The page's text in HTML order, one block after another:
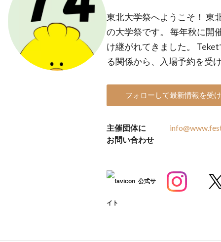
東北大学祭へようこそ！ 東
の大学祭です。 毎年秋に開
け継がれてきました。
る関係から、入場予約を受
フォローして最新情報を受
主催団体に
お問い合わせ
公式サ
イト